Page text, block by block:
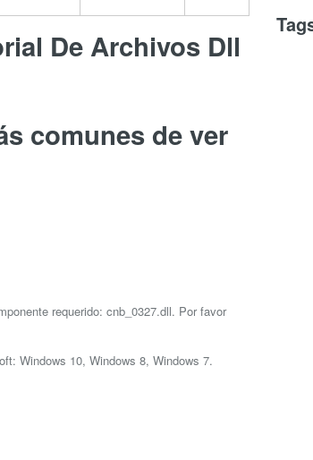
De Archivos Dll
comunes de ver
requerido: cnb_0327.dll. Por favor
Windows 10, Windows 8, Windows 7.